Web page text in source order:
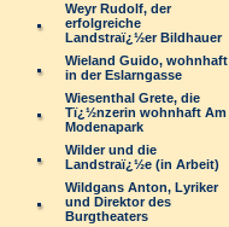
Weyr Rudolf, der
erfolgreiche
Landstraï¿½er Bildhauer
Wieland Guido, wohnhaft
in der Eslarngasse
Wiesenthal Grete, die
Tï¿½nzerin wohnhaft Am
Modenapark
Wilder und die
Landstraï¿½e (in Arbeit)
Wildgans Anton, Lyriker
und Direktor des
Burgtheaters